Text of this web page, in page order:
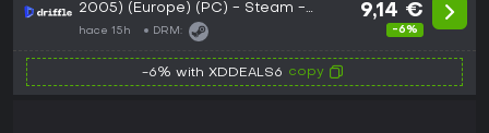
2005) (Europe) (PC) - Steam -
Digital Key
hace 15h DRM:
9,14 €
-6%
-6% with XDDEALS6 copy